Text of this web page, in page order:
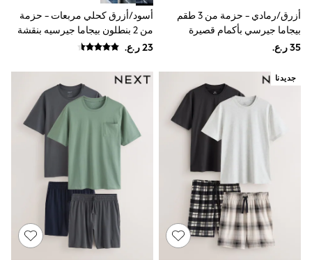
Sweatshirts & Jumpers
Coats & Jackets
All Boys Sport & Swimwear
Trainers & Pumps
Swimwear
Joggers
All Girls Schoolwear
Shoes
Dresses
Trousers
Skirts
Shirts
أزرق/رمادي - حزمة من 3 طقم
بيجاما جيرسي بأكمام قصيرة
مخططة
أسود/أزرق كحلي مربعات - حزمة
من 2 بنطلون بيجاما جيرسيه بنقشة
مربعات
جديدنا